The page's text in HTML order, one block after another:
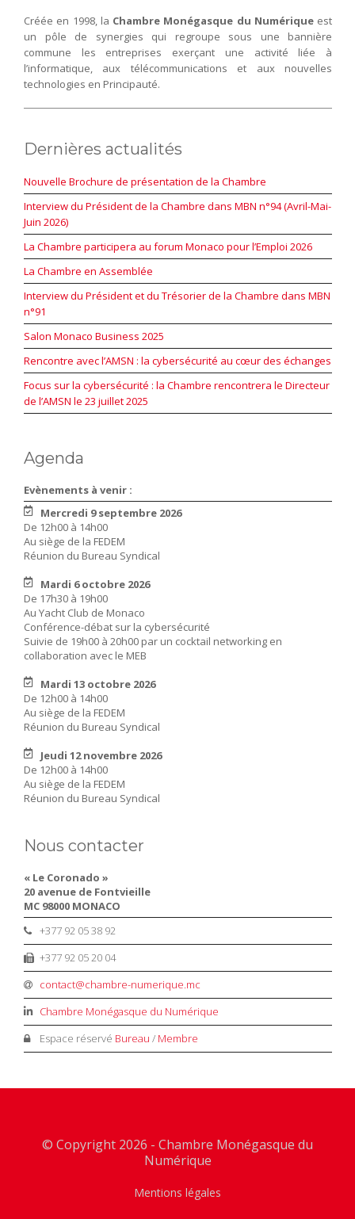
Créée en 1998, la Chambre Monégasque du Numériqueest
un pôle de synergies qui regroupe sous une bannière
commune les entreprises exerçant une activité liée à
l’informatique, aux télécommunications et aux nouvelles
technologies en Principauté.
Dernières actualités
Nouvelle Brochure de présentation de la Chambre
Interview du Président de la Chambre dans MBN n°94 (Avril-Mai-
Juin 2026)
La Chambre participera au forum Monaco pour l’Emploi 2026
La Chambre en Assemblée
Interview du Président et du Trésorier de la Chambre dans MBN
n°91
Salon Monaco Business 2025
Rencontre avec l’AMSN : la cybersécurité au cœur des échanges
Focus sur la cybersécurité : la Chambre rencontrera le Directeur
de l’AMSN le 23 juillet 2025
Agenda
Evènements à venir :
Mercredi 9 septembre 2026
De 12h00 à 14h00
Au siège de la FEDEM
Réunion du Bureau Syndical
Mardi 6 octobre 2026
De 17h30 à 19h00
Au Yacht Club de Monaco
Conférence-débat sur la cybersécurité
Suivie de 19h00 à 20h00 par un cocktail networking en
collaboration avec le MEB
Mardi 13 octobre 2026
De 12h00 à 14h00
Au siège de la FEDEM
Réunion du Bureau Syndical
Jeudi 12 novembre 2026
De 12h00 à 14h00
Au siège de la FEDEM
Réunion du Bureau Syndical
Nous contacter
« Le Coronado »
20 avenue de Fontvieille
MC 98000 MONACO
+377 92 05 38 92
+377 92 05 20 04
contact@chambre-numerique.mc
Chambre Monégasque du Numérique
Espace réservé Bureau / Membre
© Copyright 2026 - Chambre Monégasque du
Numérique
Mentions légales